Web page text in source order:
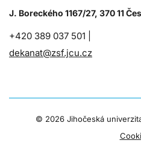
J. Boreckého 1167/27, 370 11
+420 389 037 501 |
dekanat@zsf.jcu.cz
© 2026 Jihočeská